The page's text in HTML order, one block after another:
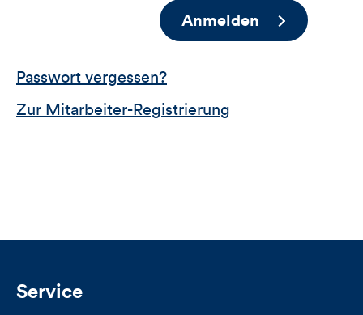
Anmelden
Passwort vergessen?
Zur Mitarbeiter-Registrierung
Service